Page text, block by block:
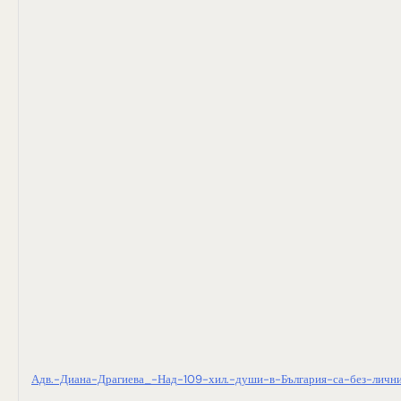
Адв.-Диана-Драгиева_-Над-109-хил.-души-в-България-са-без-